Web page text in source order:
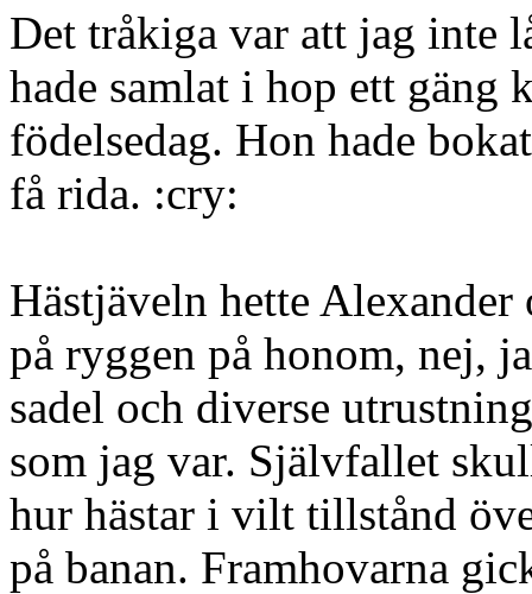
Det tråkiga var att jag inte
hade samlat i hop ett
födelsedag. Hon hade
få rida. :cry:
Hästjäveln hette Alexander
på ryggen på honom, nej,
sadel och diverse
som jag var. Självfallet
hur hästar i vilt tillstånd
på banan. Framhovarna